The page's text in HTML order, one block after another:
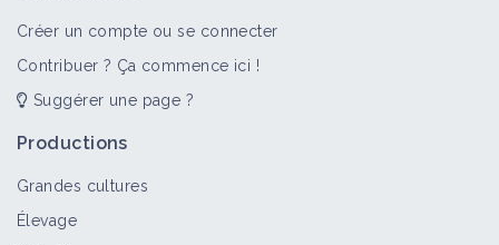
Créer un compte ou se connecter
Contribuer ? Ça commence ici !
Suggérer une page ?
Productions
Grandes cultures
Élevage